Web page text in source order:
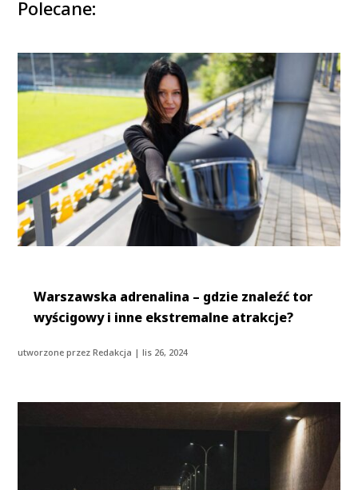
Polecane:
Warszawska adrenalina – gdzie znaleźć tor
wyścigowy i inne ekstremalne atrakcje?
utworzone przezRedakcja |lis 26, 2024